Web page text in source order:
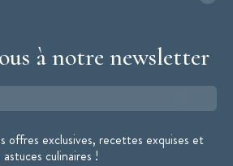
à notre newsletter
offres exclusives, recettes exquises et
astuces culinaires !